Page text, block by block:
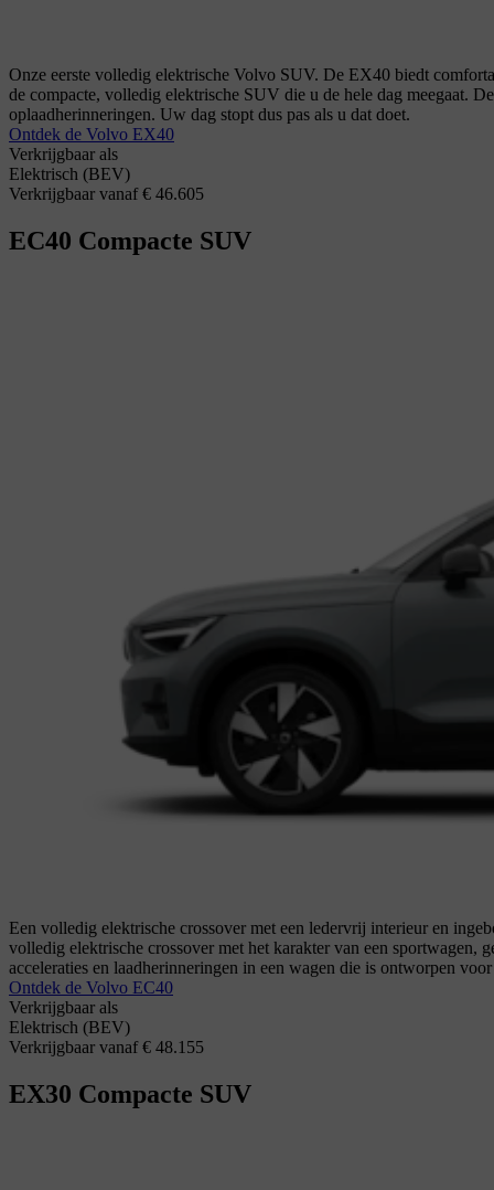
Onze eerste volledig elektrische Volvo SUV. De EX40 biedt
de compacte, volledig elektrische SUV die u de hele dag meegaat.
oplaadherinneringen. Uw dag stopt dus pas als u dat doet.
Ontdek de Volvo EX40
Verkrijgbaar als
Elektrisch (BEV)
Verkrijgbaar vanaf € 46.605
EC40 Compacte SUV
Een volledig elektrische crossover met een ledervrij interieur en
volledig elektrische crossover met het karakter van een sportwagen,
acceleraties en laadherinneringen in een wagen die is ontworpen
Ontdek de Volvo EC40
Verkrijgbaar als
Elektrisch (BEV)
Verkrijgbaar vanaf € 48.155
EX30 Compacte SUV